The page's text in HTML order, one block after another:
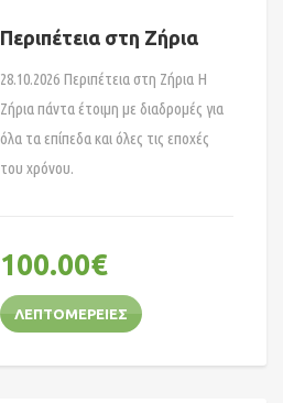
Περιπέτεια στη Ζήρια
28.10.2026 Περιπέτεια στη Ζήρια Η
Ζήρια πάντα έτοιμη με διαδρομές για
όλα τα επίπεδα και όλες τις εποχές
του χρόνου.
100.00€
ΛΕΠΤΟΜΈΡΕΙΕΣ